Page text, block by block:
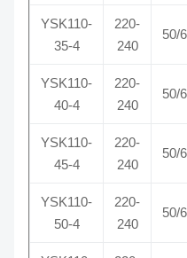
YSK110-
35-4
220-
240
50/
YSK110-
40-4
220-
240
50/
YSK110-
45-4
220-
240
50/
YSK110-
50-4
220-
240
50/